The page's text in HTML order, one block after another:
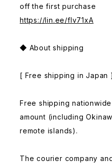
off the first purchase
https://lin.ee/fIv71xA
◆ About shipping
[ Free shipping in Japan ]
Free shipping
amount (including
remote islands).
The courier company